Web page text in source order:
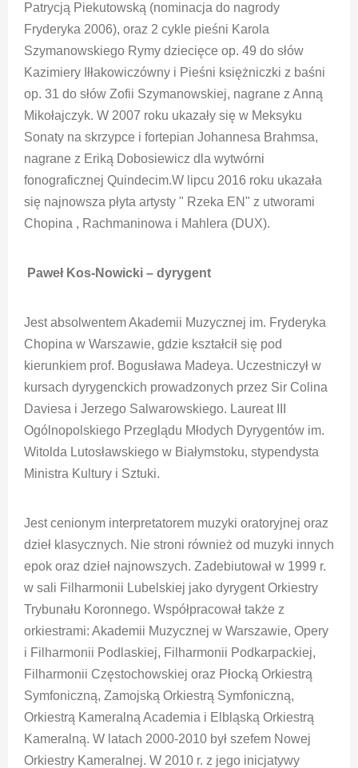
Patrycją Piekutowską (nominacja do nagrody
Fryderyka 2006), oraz 2 cykle pieśni Karola
Szymanowskiego Rymy dziecięce op. 49 do słów
Kazimiery Iłłakowiczówny i Pieśni księżniczki z baśni
op. 31 do słów Zofii Szymanowskiej, nagrane z Anną
Mikołajczyk. W 2007 roku ukazały się w Meksyku
Sonaty na skrzypce i fortepian Johannesa Brahmsa,
nagrane z Eriką Dobosiewicz dla wytwórni
fonograficznej Quindecim.W lipcu 2016 roku ukazała
się najnowsza płyta artysty " Rzeka EN" z utworami
Chopina , Rachmaninowa i Mahlera (DUX).
Paweł Kos-Nowicki – dyrygent
Jest absolwentem Akademii Muzycznej im. Fryderyka
Chopina w Warszawie, gdzie kształcił się pod
kierunkiem prof. Bogusława Madeya. Uczestniczył w
kursach dyrygenckich prowadzonych przez Sir Colina
Daviesa i Jerzego Salwarowskiego. Laureat III
Ogólnopolskiego Przeglądu Młodych Dyrygentów im.
Witolda Lutosławskiego w Białymstoku, stypendysta
Ministra Kultury i Sztuki.
Jest cenionym interpretatorem muzyki oratoryjnej oraz
dzieł klasycznych. Nie stroni również od muzyki innych
epok oraz dzieł najnowszych. Zadebiutował w 1999 r.
w sali Filharmonii Lubelskiej jako dyrygent Orkiestry
Trybunału Koronnego. Współpracował także z
orkiestrami: Akademii Muzycznej w Warszawie, Opery
i Filharmonii Podlaskiej, Filharmonii Podkarpackiej,
Filharmonii Częstochowskiej oraz Płocką Orkiestrą
Symfoniczną, Zamojską Orkiestrą Symfoniczną,
Orkiestrą Kameralną Academia i Elbląską Orkiestrą
Kameralną. W latach 2000-2010 był szefem Nowej
Orkiestry Kameralnej. W 2010 r. z jego inicjatywy